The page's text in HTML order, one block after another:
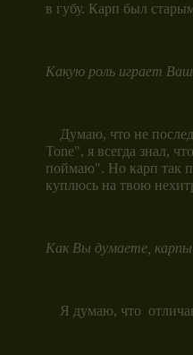
в губу. Карп был
Какую роль играет
Думаю, что не
Tone", я всегда знал,
поймаю". Но карп так
куплюсь на твою
Как Вы думаете,
Я думаю, что